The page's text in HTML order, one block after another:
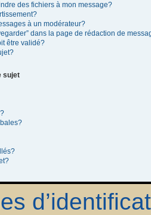
des fichiers à mon message?
à un modérateur?
dans la page de rédaction de
être validé?
sujet